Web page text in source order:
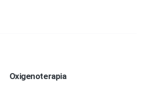
Oxigenoterapia